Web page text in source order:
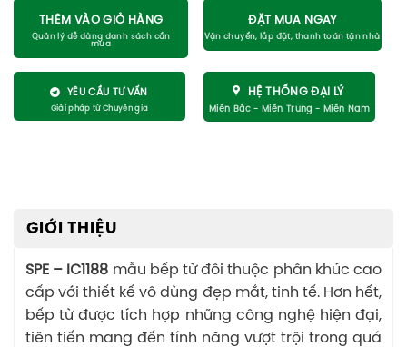
THÊM VÀO GIỎ HÀNG ĐẶT MUA NGAY
YÊU CẦU TƯ VẤN HỆ THỐNG ĐẠI LÝ
GIỚI THIỆU
SPE – IC1188 mẫu bếp từ đôi thuộc phân khúc cao
cấp với thiết kế vô dùng đẹp mắt, tinh tế. Hơn hết,
bếp từ được tích hợp những công nghệ hiện đại,
tiên tiến mang đến tính năng vượt trội trong quá